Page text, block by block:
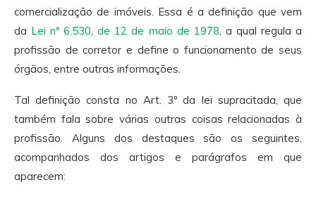
comercialização de imóveis. Essa é a definição que vem
da Lei nº 6.530, de 12 de maio de 1978, a qual regula a
profissão de corretor e define o funcionamento de seus
órgãos, entre outras informações.
Tal definição consta no Art. 3º da lei supracitada, que
também fala sobre várias outras coisas relacionadas à
profissão. Alguns dos destaques são os seguintes,
acompanhados dos artigos e parágrafos em que
aparecem: